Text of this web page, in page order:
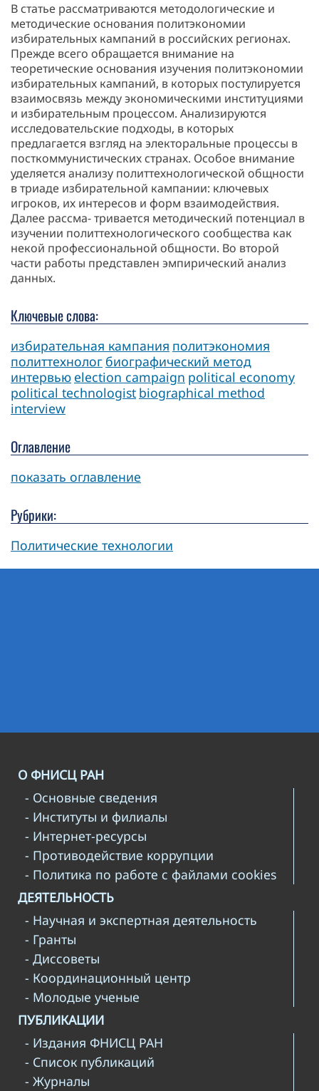
В статье рассматриваются методологические и
методические основания политэкономии
избирательных кампаний в российских регионах.
Прежде всего обращается внимание на
теоретические основания изучения политэкономии
избирательных кампаний, в которых постулируется
взаимосвязь между экономическими институциями
и избирательным процессом. Анализируются
исследовательские подходы, в которых
предлагается взгляд на электоральные процессы в
посткоммунистических странах. Особое внимание
уделяется анализу политтехнологической общности
в триаде избирательной кампании: ключевых
игроков, их интересов и форм взаимодействия.
Далее рассма- тривается методический потенциал в
изучении политтехнологического сообщества как
некой профессиональной общности. Во второй
части работы представлен эмпирический анализ
данных.
Ключевые слова:
избирательная кампания политэкономия
политтехнолог биографический метод
интервью election campaign political economy
political technologist biographical method
interview
Оглавление
показать оглавление
Рубрики:
Политические технологии
О ФНИСЦ РАН
- Основные сведения
- Институты и филиалы
- Интернет-ресурсы
- Противодействие коррупции
- Политика по работе с файлами cookies
ДЕЯТЕЛЬНОСТЬ
- Научная и экспертная деятельность
- Гранты
- Диссоветы
- Координационный центр
- Молодые ученые
ПУБЛИКАЦИИ
- Издания ФНИСЦ РАН
- Список публикаций
- Журналы